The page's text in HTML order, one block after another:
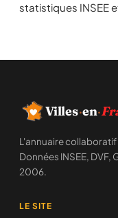
statistiques INSEE
Villes·en·
L'annuaire collaboratif
Données INSEE, DVF,
2006.
LE SITE